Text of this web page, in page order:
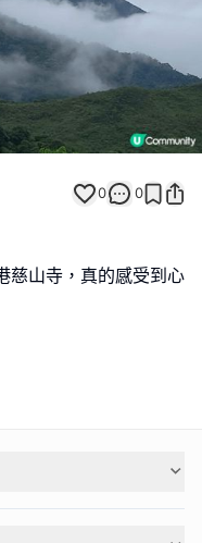
0 0
慈山寺，真的感受到心